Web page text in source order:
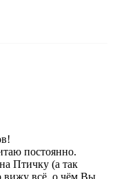
постоянно.
Птичку (а так
вижу всё, о чём Вы